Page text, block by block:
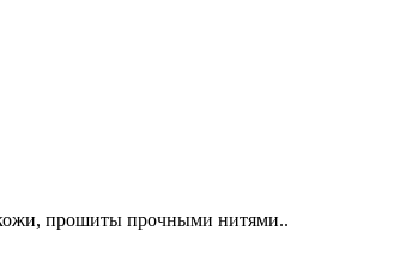
прошиты прочными нитями..